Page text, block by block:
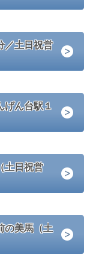
／土日祝営
げん台駅１
土日祝営
の美馬（土